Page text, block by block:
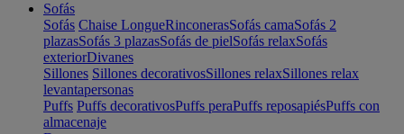
Sofás
Sofás Chaise LongueRinconerasSofás camaSofás 2
plazasSofás 3 plazasSofás de pielSofás relaxSofás
exteriorDivanes
Sillones Sillones decorativosSillones relaxSillones relax
levantapersonas
Puffs Puffs decorativosPuffs peraPuffs reposapiésPuffs con
almacenaje